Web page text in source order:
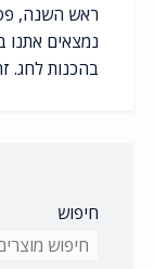
ראש השנה,
נמצאים אתנו
בהכנות לחג.
חיפוש